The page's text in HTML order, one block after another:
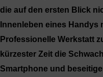
die auf den ersten Blick
Innenleben eines
Professionelle Werkstatt
kürzester Zeit die
Smartphone und